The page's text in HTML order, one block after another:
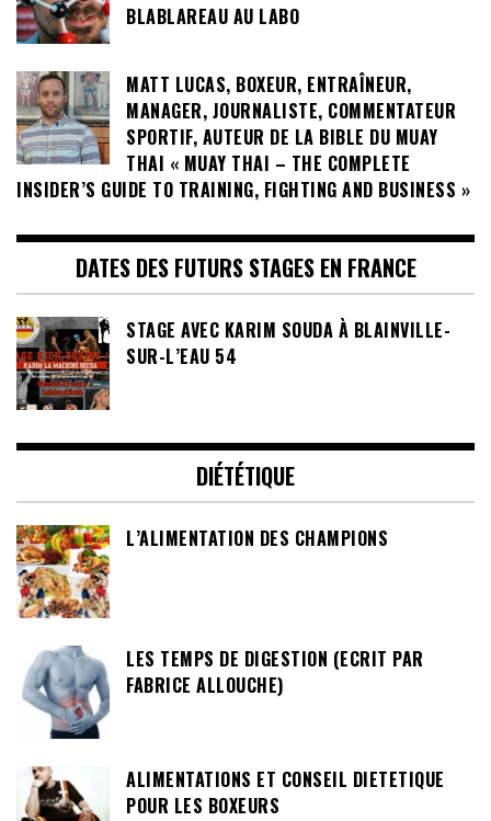
BLABLAREAU AU LABO
MATT LUCAS, BOXEUR, ENTRAÎNEUR,
MANAGER, JOURNALISTE, COMMENTATEUR
SPORTIF, AUTEUR DE LA BIBLE DU MUAY
THAI « MUAY THAI – THE COMPLETE
INSIDER’S GUIDE TO TRAINING, FIGHTING AND BUSINESS »
DATES DES FUTURS STAGES EN FRANCE
STAGE AVEC KARIM SOUDA À BLAINVILLE-
SUR-L’EAU 54
DIÉTÉTIQUE
L’ALIMENTATION DES CHAMPIONS
LES TEMPS DE DIGESTION (ECRIT PAR
FABRICE ALLOUCHE)
ALIMENTATIONS ET CONSEIL DIETETIQUE
POUR LES BOXEURS